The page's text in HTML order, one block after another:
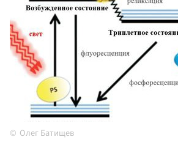
Олег Батищев